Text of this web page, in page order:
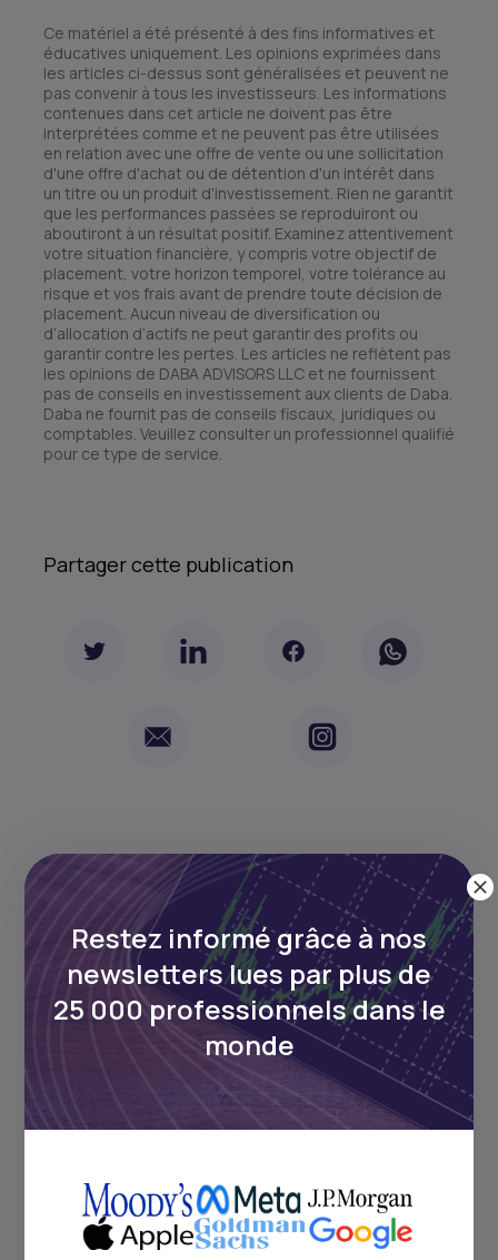
Ce matériel a été présenté à des fins informatives et
éducatives uniquement. Les opinions exprimées dans
les articles ci-dessus sont généralisées et peuvent ne
pas convenir à tous les investisseurs. Les informations
contenues dans cet article ne doivent pas être
interprétées comme et ne peuvent pas être utilisées
en relation avec une offre de vente ou une sollicitation
d'une offre d'achat ou de détention d'un intérêt dans
un titre ou un produit d'investissement. Rien ne garantit
que les performances passées se reproduiront ou
aboutiront à un résultat positif. Examinez attentivement
votre situation financière, y compris votre objectif de
placement, votre horizon temporel, votre tolérance au
risque et vos frais avant de prendre toute décision de
placement. Aucun niveau de diversification ou
d’allocation d’actifs ne peut garantir des profits ou
garantir contre les pertes. Les articles ne reflètent pas
les opinions de DABA ADVISORS LLC et ne fournissent
pas de conseils en investissement aux clients de Daba.
Daba ne fournit pas de conseils fiscaux, juridiques ou
comptables. Veuillez consulter un professionnel qualifié
pour ce type de service.
Partager cette publication
Continue de lire
Comment investir sur les
marchés afric...
Restez informé grâce à nos
newsletters lues par plus de
25 000 professionnels dans le
monde